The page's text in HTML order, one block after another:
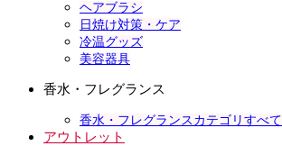
ヘアブラシ
日焼け対策・ケア
冷温グッズ
美容器具
香水・フレグランス
香水・フレグランスカテゴリすべて
アウトレット